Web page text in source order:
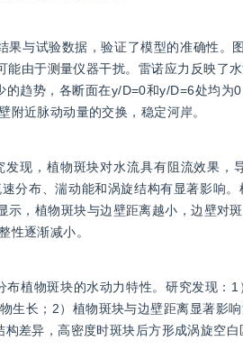
与试验数据，验证了模型的准确性。
由于测量仪器干扰。雷诺应力反映了
趋势，各断面在y/D=0和y/D=6处均为
附近脉动动量的交换，稳定河岸。
现，植物斑块对水流具有阻流效果
分布、湍动能和涡旋结构有显著影响
，植物斑块与边壁距离越小，边壁对
性逐渐减小。
植物斑块的水动力特性。研究发现：
生长；2）植物斑块与边壁距离显著影
差异，高密度时斑块后方形成涡旋空白